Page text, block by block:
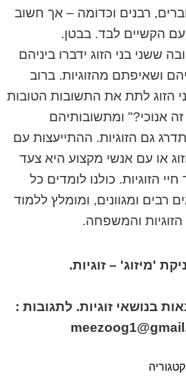
רבנים וכדומה – אך חשוב
הקשיים לבד. בבטן.
ששני בני הזוג ידברו ביניהם
ושאיפתם מהזוגיות. ברוב
הזוג לתת את התשובות הטובות
אנוכי?" ומתשובותיהם
גם הזוגיות. ההתייעצות עם
או עם אנשי מקצוע היא צעד
הזוגיות. כולנו לומדים כל
רבים ומגוונים, ומומלץ ללמוד
והמשפחה.
'מיזוג' – זוגיות.
בנושאי זוגיות. לתגובות :